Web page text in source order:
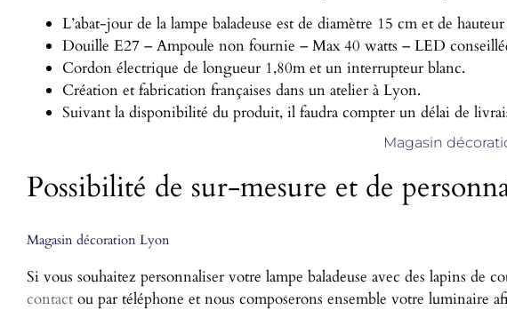
L’abat-jour de la lampe baladeuse est de diamètre 15 cm et de
Douille E27 – Ampoule non fournie – Max 40 watts – LED
Cordon électrique de longueur 1,80m et un interrupteur blanc.
Création et fabrication françaises dans un atelier à Lyon.
Suivant la disponibilité du produit, il faudra compter un délai de
Magasin
Possibilité de sur-mesure et de
Magasin décoration Lyon
Si vous souhaitez personnaliser votre lampe baladeuse avec des lapins de
contact ou par téléphone et nous composerons ensemble votre luminaire